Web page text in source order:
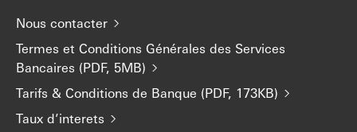
Nous contacter
Termes et Conditions Générales des Services
Bancaires (PDF, 5MB)
Tarifs & Conditions de Banque (PDF, 173KB)
Taux d’interets